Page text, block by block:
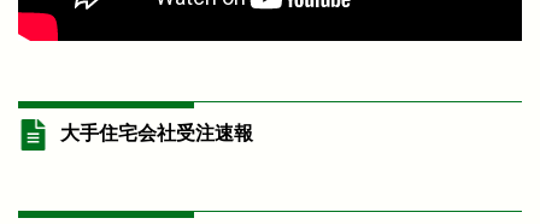
大手住宅会社受注速報